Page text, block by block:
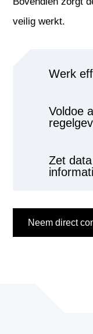
veilig werkt.
Werk
Voldoe
Zet
Neem direct